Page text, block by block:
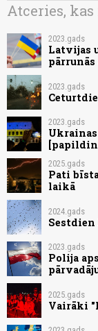
Atceries, kas
2023.gads
Latvijas
2023.gads
2023.gads
2025.gads
Pati
laikā
2024.gads
2023.gads
Polija
2025.gads
Vairāki